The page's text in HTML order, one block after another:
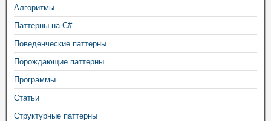
Алгоритмы
Паттерны на C#
Поведенческие паттерны
Порождающие паттерны
Программы
Статьи
Структурные паттерны